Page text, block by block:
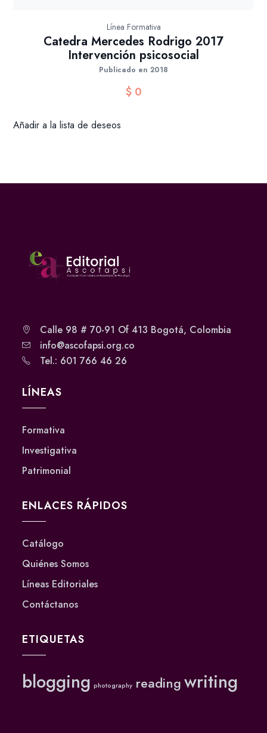
Línea Formativa
Catedra Mercedes Rodrigo 2017
Intervención psicosocial
Publicado en 2018
$0
Añadir a la lista de deseos
Calle 98 # 70-91 Of 413 Bogotá, Colombia
info@ascofapsi.org.co
Tel.: 601 766 46 26
LÍNEAS
Formativa
Investigativa
Patrimonial
ENLACES RÁPIDOS
Catálogo
Quiénes Somos
Líneas Editoriales
Contáctanos
ETIQUETAS
blogging photography reading writing